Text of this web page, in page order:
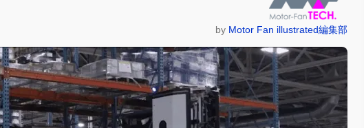
by Motor Fan illustrated編集部